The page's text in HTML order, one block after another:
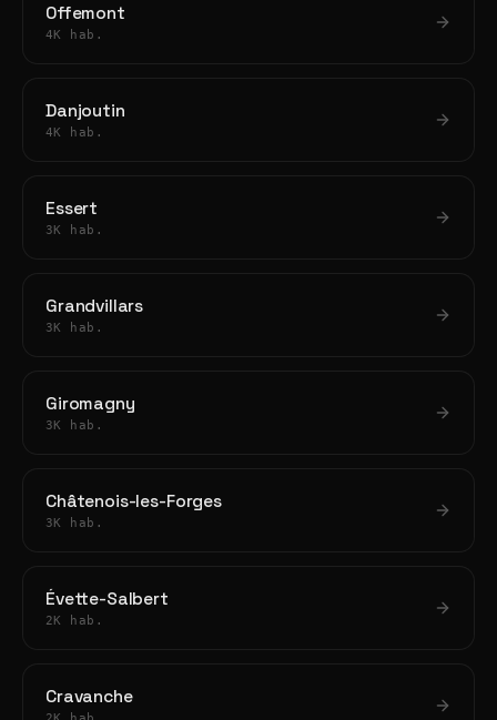
Offemont
4K hab.
Danjoutin
4K hab.
Essert
3K hab.
Grandvillars
3K hab.
Giromagny
3K hab.
Châtenois-les-Forges
3K hab.
Évette-Salbert
2K hab.
Cravanche